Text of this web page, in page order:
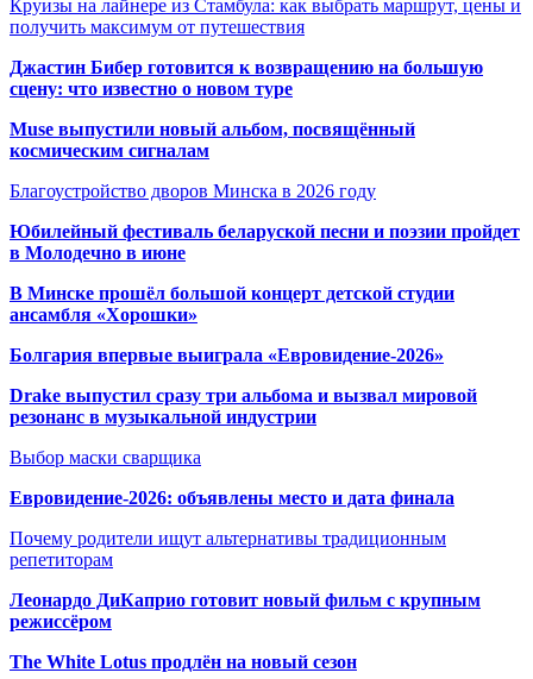
Круизы на лайнере из Стамбула: как выбрать маршрут, цены и
получить максимум от путешествия
Джастин Бибер готовится к возвращению на большую
сцену: что известно о новом туре
Muse выпустили новый альбом, посвящённый
космическим сигналам
Благоустройство дворов Минска в 2026 году
Юбилейный фестиваль беларуской песни и поэзии пройдет
в Молодечно в июне
В Минске прошёл большой концерт детской студии
ансамбля «Хорошки»
Болгария впервые выиграла «Евровидение-2026»
Drake выпустил сразу три альбома и вызвал мировой
резонанс в музыкальной индустрии
Выбор маски сварщика
Евровидение-2026: объявлены место и дата финала
Почему родители ищут альтернативы традиционным
репетиторам
Леонардо ДиКаприо готовит новый фильм с крупным
режиссёром
The White Lotus продлён на новый сезон